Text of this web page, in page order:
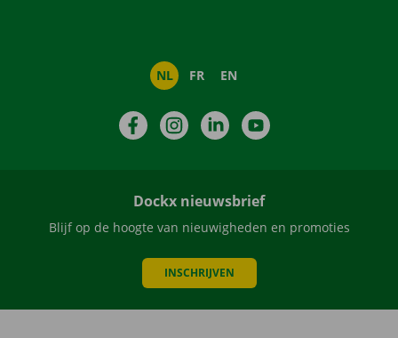
NL FR EN
FacebookInstagramLinkedIn
Dockx nieuwsbrief
Blijf op de hoogte van nieuwigheden en promoties
INSCHRIJVEN